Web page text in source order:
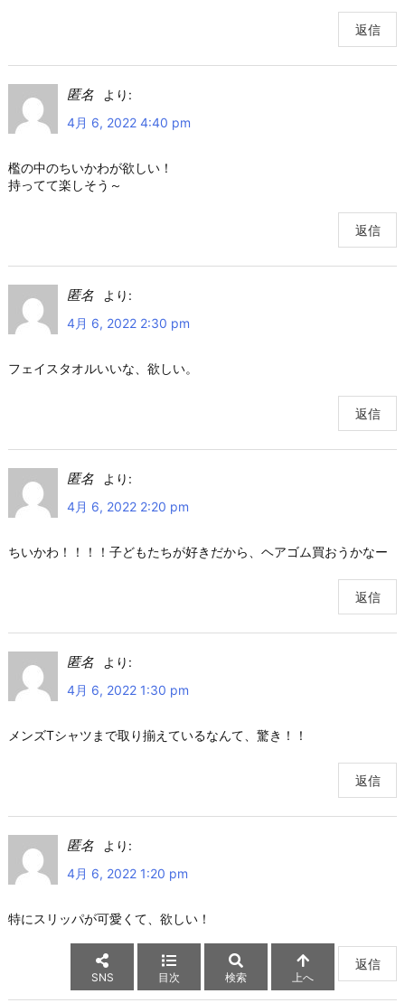
返信
匿名
より:
4月 6, 2022 4:40 pm
檻の中のちいかわが欲しい！
持ってて楽しそう～
返信
匿名
より:
4月 6, 2022 2:30 pm
フェイスタオルいいな、欲しい。
返信
匿名
より:
4月 6, 2022 2:20 pm
ちいかわ！！！！子どもたちが好きだから、ヘアゴム買おうかなー
返信
匿名
より:
4月 6, 2022 1:30 pm
メンズTシャツまで取り揃えているなんて、驚き！！
返信
匿名
より:
4月 6, 2022 1:20 pm
特にスリッパが可愛くて、欲しい！
返信
SNS 目次 検索 上へ